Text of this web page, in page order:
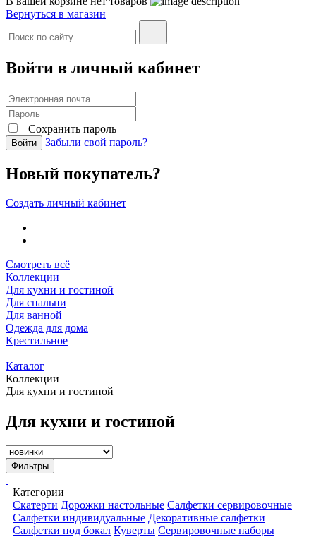
Вернуться в магазин
Войти в личный кабинет
Сохранить пароль
Войти Забыли свой пароль?
Новый покупатель?
Создать личный кабинет
Смотреть всё
Коллекции
Для кухни и гостиной
Для спальни
Для ванной
Одежда для дома
Крестильное
Каталог
Коллекции
Для кухни и гостиной
Для кухни и гостиной
Фильтры
Категории
Скатерти Дорожки настольные Салфетки сервировочные
Салфетки индивидуальные Декоративные салфетки
Салфетки под бокал Куверты Сервировочные наборы